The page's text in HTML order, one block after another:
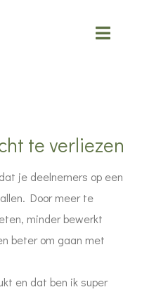
te verliezen
je deelnemers op een
Door meer te
minder bewerkt
beter om gaan met
en dat ben ik super